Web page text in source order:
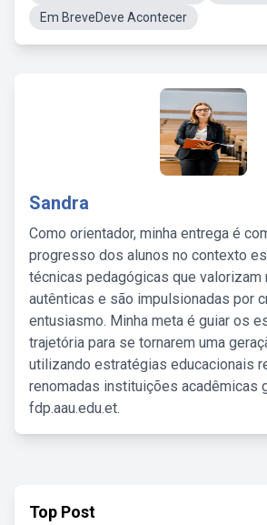
Em BreveDeve Acontecer
Sandra
Como orientador, minha entrega é
progresso dos alunos no contexto
técnicas pedagógicas que valorizam
autênticas e são impulsionadas por
entusiasmo. Minha meta é guiar os
trajetória para se tornarem uma
utilizando estratégias educacionais
renomadas instituições acadêmicas
fdp.aau.edu.et.
Top Post